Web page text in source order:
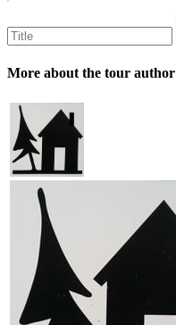
More about the tour author